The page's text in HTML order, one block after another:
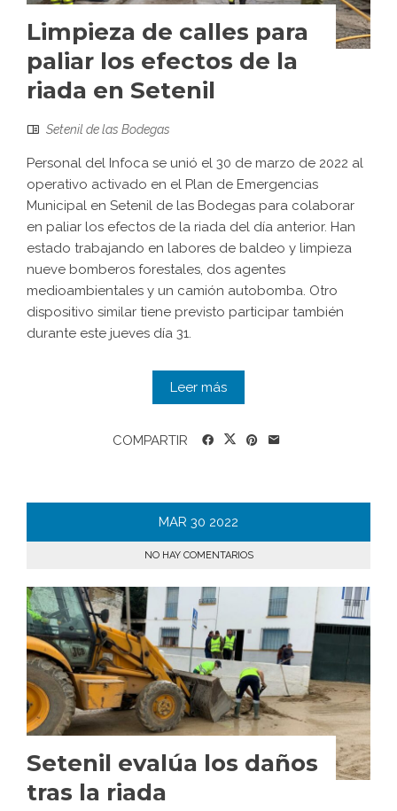
Limpieza de calles para
paliar los efectos de la
riada en Setenil
Setenil de las Bodegas
Personal del Infoca se unió el 30 de marzo de 2022 al
operativo activado en el Plan de Emergencias
Municipal en Setenil de las Bodegas para colaborar
en paliar los efectos de la riada del día anterior. Han
estado trabajando en labores de baldeo y limpieza
nueve bomberos forestales, dos agentes
medioambientales y un camión autobomba. Otro
dispositivo similar tiene previsto participar también
durante este jueves día 31.
Leer más
COMPARTIR
MAR 30 2022
NO HAY COMENTARIOS
Setenil evalúa los daños
tras la riada